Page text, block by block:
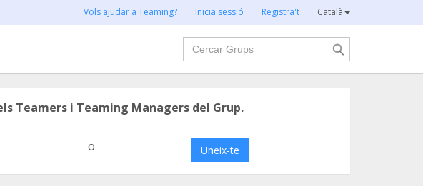
Vols ajudar a Teaming? Inicia sessió Registra't Català
Cercar
Teamers i Teaming Managers del Grup.
o Uneix-te